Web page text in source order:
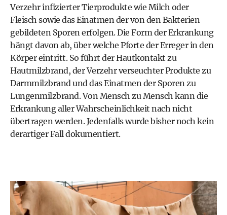
Verzehr infizierter Tierprodukte wie Milch oder
Fleisch sowie das Einatmen der von den Bakterien
gebildeten Sporen erfolgen. Die Form der Erkrankung
hängt davon ab, über welche Pforte der Erreger in den
Körper eintritt. So führt der Hautkontakt zu
Hautmilzbrand, der Verzehr verseuchter Produkte zu
Darmmilzbrand und das Einatmen der Sporen zu
Lungenmilzbrand. Von Mensch zu Mensch kann die
Erkrankung aller Wahrscheinlichkeit nach nicht
übertragen werden. Jedenfalls wurde bisher noch kein
derartiger Fall dokumentiert.